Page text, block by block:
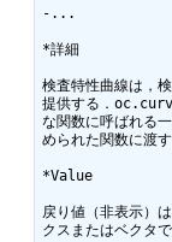
-...
*詳細
検査特性曲線は，
提供する．
な関数に呼ばれる
められた関数に渡す
*Value
戻り値（非表示）
クスまたはベクタで